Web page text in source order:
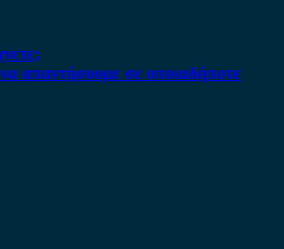
απαντήσουμε σε οποιαδήποτε